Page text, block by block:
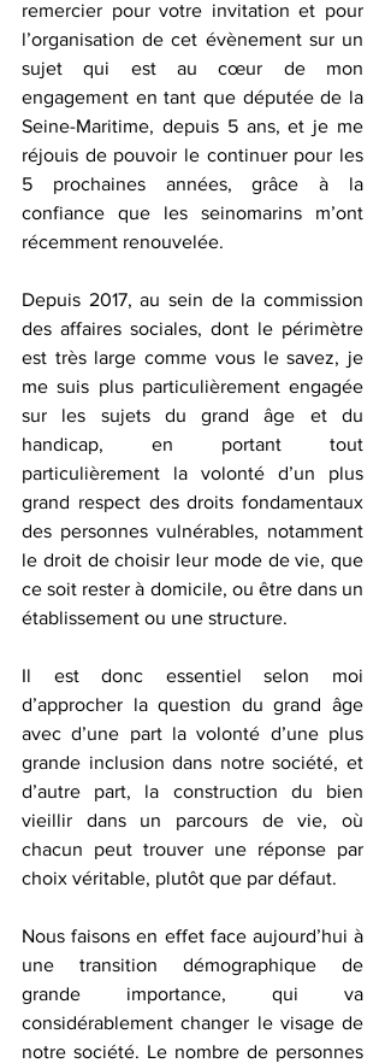
remercier pour votre invitation et pour
l’organisation de cet évènement sur un
sujet qui est au cœur de mon
engagement en tant que députée de la
Seine-Maritime, depuis 5 ans, et je me
réjouis de pouvoir le continuer pour les
5 prochaines années, grâce à la
confiance que les seinomarins m’ont
récemment renouvelée.
Depuis 2017, au sein de la commission
des affaires sociales, dont le périmètre
est très large comme vous le savez, je
me suis plus particulièrement engagée
sur les sujets du grand âge et du
handicap, en portant tout
particulièrement la volonté d’un plus
grand respect des droits fondamentaux
des personnes vulnérables, notamment
le droit de choisir leur mode de vie, que
ce soit rester à domicile, ou être dans un
établissement ou une structure.
Il est donc essentiel selon moi
d’approcher la question du grand âge
avec d’une part la volonté d’une plus
grande inclusion dans notre société, et
d’autre part, la construction du bien
vieillir dans un parcours de vie, où
chacun peut trouver une réponse par
choix véritable, plutôt que par défaut.
Nous faisons en effet face aujourd’hui à
une transition démographique de
grande importance, qui va
considérablement changer le visage de
notre société. Le nombre de personnes